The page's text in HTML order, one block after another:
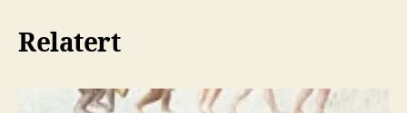
Relatert